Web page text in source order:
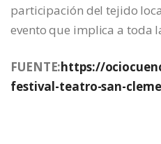
participación del tejido
evento que implica a toda
FUENTE:https://
festival-teatro-san-